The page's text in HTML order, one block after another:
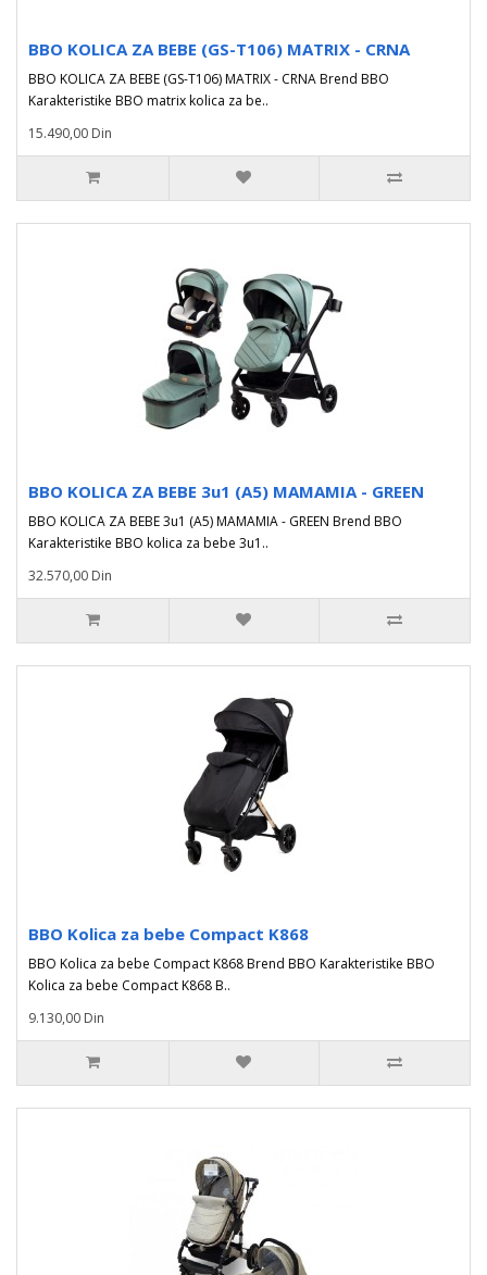
BBO KOLICA ZA BEBE (GS-T106) MATRIX - CRNA
BBO KOLICA ZA BEBE (GS-T106) MATRIX - CRNA Brend BBO
Karakteristike BBO matrix kolica za be..
15.490,00 Din
BBO KOLICA ZA BEBE 3u1 (A5) MAMAMIA - GREEN
BBO KOLICA ZA BEBE 3u1 (A5) MAMAMIA - GREEN Brend BBO
Karakteristike BBO kolica za bebe 3u1..
32.570,00 Din
BBO Kolica za bebe Compact K868
BBO Kolica za bebe Compact K868 Brend BBO Karakteristike BBO
Kolica za bebe Compact K868 B..
9.130,00 Din